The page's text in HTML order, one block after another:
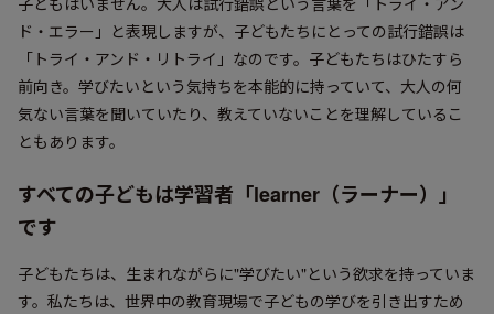
ド・エラー」と表現しますが、子どもたちにとっての試行錯誤は
「トライ・アンド・リトライ」なのです。子どもたちはひたすら
前向き。学びたいという気持ちを本能的に持っていて、大人の何
気ない言葉を聞いていたり、教えていないことを理解しているこ
ともあります。
すべての子どもは学習者「learner（ラーナー）」
です
子どもたちは、生まれながらに"学びたい"という欲求を持っていま
す。私たちは、世界中の教育現場で子どもの学びを引き出すため